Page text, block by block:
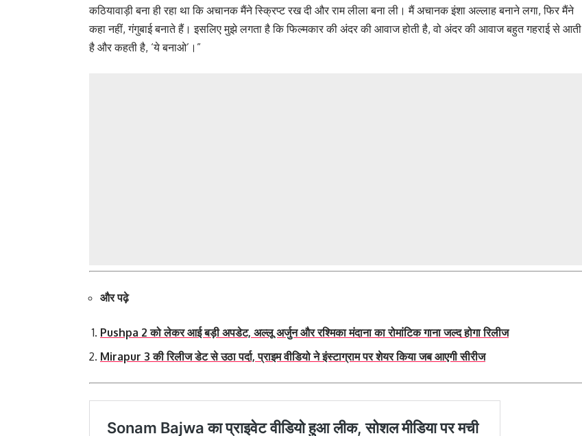
कठियावाड़ी बना ही रहा था कि अचानक मैंने स्क्रिप्ट रख दी और राम लीला बना ली। मैं अचानक इंशा अल्लाह बनाने लगा, फिर मैंने
कहा नहीं, गंगुबाई बनाते हैं। इसलिए मुझे लगता है कि फिल्मकार की अंदर की आवाज होती है, वो अंदर की आवाज बहुत गहराई से आती
है और कहती है, ‘ये बनाओ’।”
और पढ़े
Pushpa 2 को लेकर आई बड़ी अपडेट, अल्लू अर्जुन और रश्मिका मंदाना का रोमांटिक गाना जल्द होगा रिलीज
Mirapur 3 की रिलीज डेट से उठा पर्दा, प्राइम वीडियो ने इंस्टाग्राम पर शेयर किया जब आएगी सीरीज